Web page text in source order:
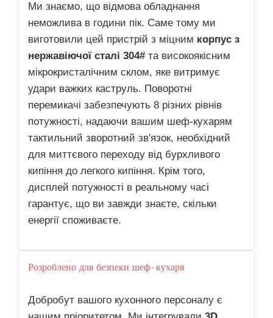
Ми знаємо, що відмова обладнання
неможлива в години пік. Саме тому ми
виготовили цей пристрій з міцним корпус з
нержавіючої сталі 304#та високоякісним
мікрокристалічним склом, яке витримує
удари важких каструль. Поворотні
перемикачі забезпечують 8 різних рівнів
потужності, надаючи вашим шеф-кухарям
тактильний зворотний зв'язок, необхідний
для миттєвого переходу від бурхливого
кипіння до легкого кипіння. Крім того,
дисплей потужності в реальному часі
гарантує, що ви завжди знаєте, скільки
енергії споживаєте.
Розроблено для безпеки шеф-кухаря
Добробут вашого кухонного персоналу є